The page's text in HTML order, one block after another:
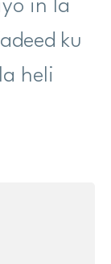
in la
ku
heli